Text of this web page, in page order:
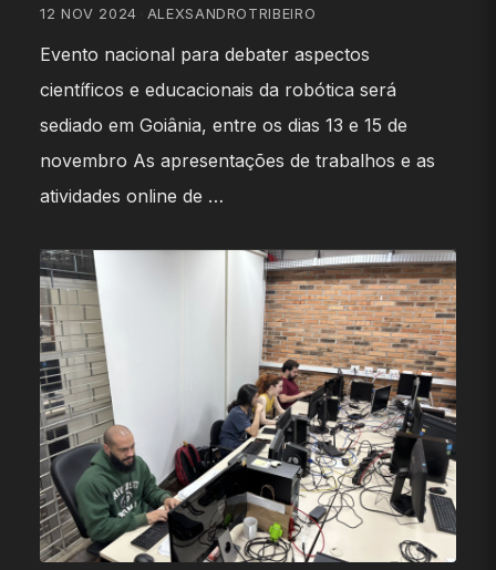
12 NOV 2024 ALEXSANDROTRIBEIRO
Evento nacional para debater aspectos
científicos e educacionais da robótica será
sediado em Goiânia, entre os dias 13 e 15 de
novembro As apresentações de trabalhos e as
atividades online de …